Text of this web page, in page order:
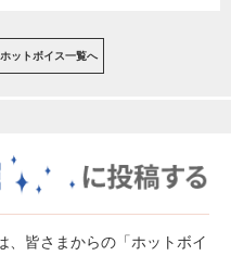
ホットボイス一覧へ
、皆さまからの「ホットボイ